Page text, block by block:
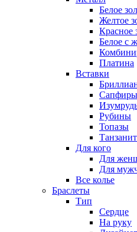
Белое
Желтое
Красное
Белое с
Платина
Вставки
Сапфиры
Рубины
Топазы
Для кого
Для
Для
Все колье
Браслеты
Тип
Сердце
На руку